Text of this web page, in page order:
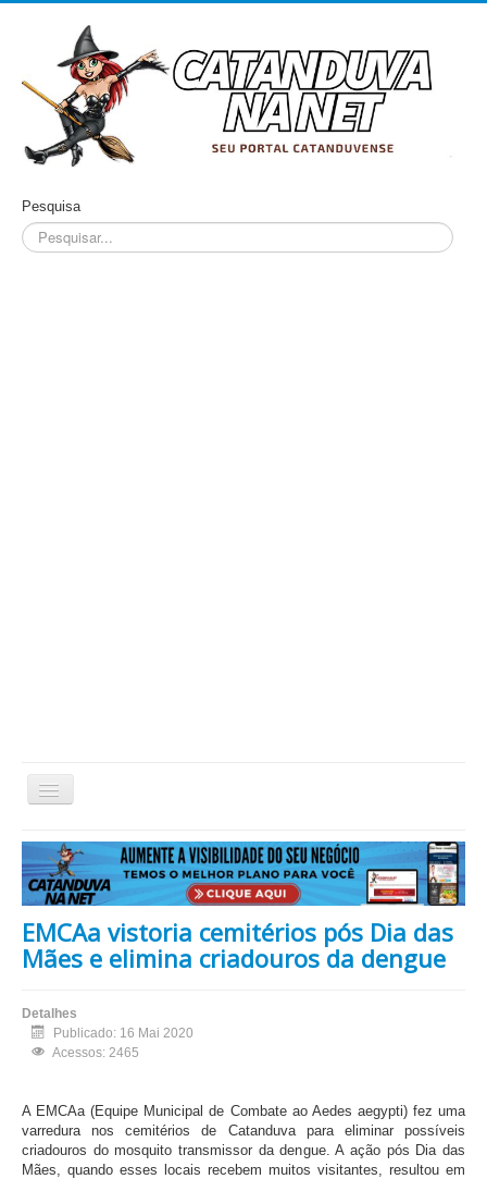
Pesquisa
Alternar
Home Cidade Cultura Economia Educação
Esportes Eventos Filmes em Cartaz Região
Política Saúde Tecnologia Cinema / Série / TV
Nacional / Mundo Vida / Estilo Artigo / Coluna
EMCAa vistoria cemitérios pós Dia das
Mães e elimina criadouros da dengue
Detalhes
Publicado: 16 Mai 2020
Acessos: 2465
A EMCAa (Equipe Municipal de Combate ao Aedes aegypti) fez uma
varredura nos cemitérios de Catanduva para eliminar possíveis
criadouros do mosquito transmissor da dengue. A ação pós Dia das
Mães, quando esses locais recebem muitos visitantes, resultou em